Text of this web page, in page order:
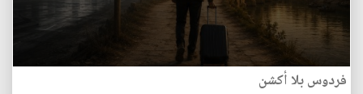
فردوس بلا أكشن